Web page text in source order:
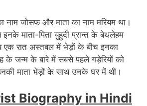
नाम जोसफ और माता का नाम मरियम था।
माता-पिता युहुदी प्रान्त के बेथलेहम
एक रात अस्तबल में भेड़ों के बीच इनका
के जन्म के बारे में सबसे पहले गड़ेरियों को
माता भेड़ों के साथ उनके घर में थी।
Biography in Hindi